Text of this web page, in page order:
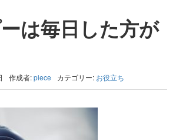
は毎日した方が
作成者:piece カテゴリー: お役立ち